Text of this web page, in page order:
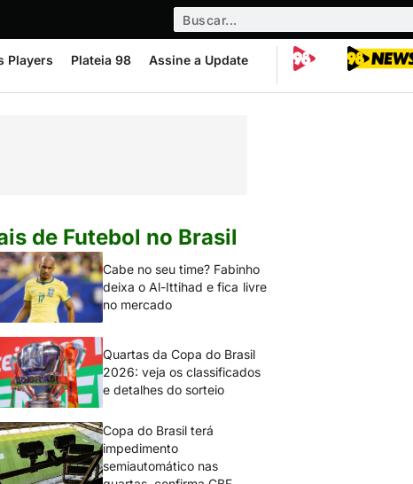
Players Plateia 98 Assine a Update
de Futebol no Brasil
Cabe no seu time? Fabinho
deixa o Al-Ittihad e fica livre
no mercado
Quartas da Copa do Brasil
2026: veja os classificados
e detalhes do sorteio
Copa do Brasil terá
impedimento
semiautomático nas